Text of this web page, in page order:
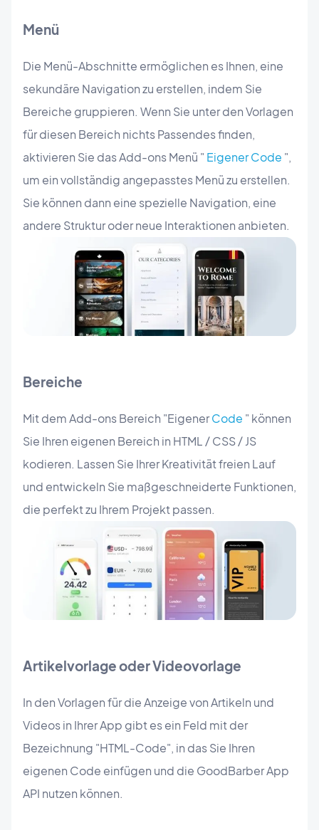
Menü
Die Menü-Abschnitte ermöglichen es Ihnen, eine
sekundäre Navigation zu erstellen, indem Sie
Bereiche gruppieren. Wenn Sie unter den Vorlagen
für diesen Bereich nichts Passendes finden,
aktivieren Sie das Add-ons Menü " Eigener Code ",
um ein vollständig angepasstes Menü zu erstellen.
Sie können dann eine spezielle Navigation, eine
andere Struktur oder neue Interaktionen anbieten.
Bereiche
Mit dem Add-ons Bereich "EigenerCode " können
Sie Ihren eigenen Bereich in HTML / CSS / JS
kodieren. Lassen Sie Ihrer Kreativität freien Lauf
und entwickeln Sie maßgeschneiderte Funktionen,
die perfekt zu Ihrem Projekt passen.
Artikelvorlage oder Videovorlage
In den Vorlagen für die Anzeige von Artikeln und
Videos in Ihrer App gibt es ein Feld mit der
Bezeichnung "HTML-Code", in das Sie Ihren
eigenen Code einfügen und die GoodBarber App
API nutzen können.